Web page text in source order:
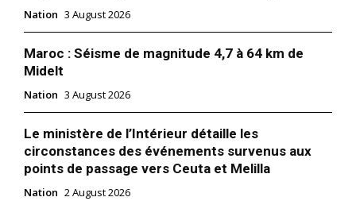
Nation 3 August 2026
Maroc : Séisme de magnitude 4,7 à 64 km de
Midelt
Nation 3 August 2026
Le ministère de l’Intérieur détaille les
circonstances des événements survenus aux
points de passage vers Ceuta et Melilla
Nation 2 August 2026